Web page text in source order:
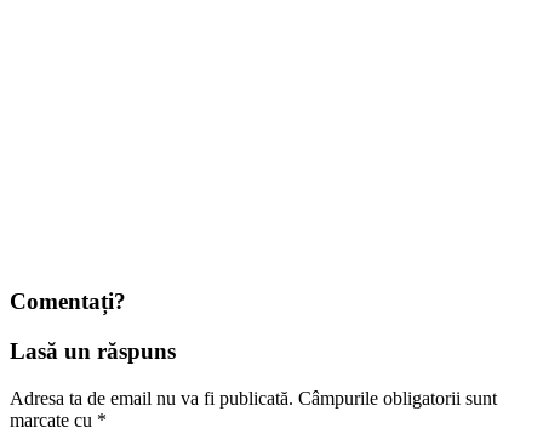
Comentați?
Lasă un răspuns
Adresa ta de email nu va fi publicată. Câmpurile obligatorii sunt
marcate cu *